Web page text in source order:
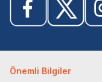
Önemli Bilgiler